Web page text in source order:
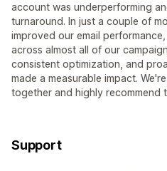
account was underperforming
turnaround. In just a couple of
improved our email
across almost all of our
consistent optimization, and
made a measurable impact.
together and highly recommend
Support